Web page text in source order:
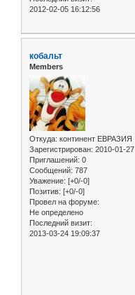
2012-02-05 16:12:56
кобальт
Members
Откуда: континент ЕВРАЗИЯ
Зарегистрирован: 2010-01-27
Приглашений: 0
Сообщений: 787
Уважение: [+0/-0]
Позитив: [+0/-0]
Провел на форуме:
Не определено
Последний визит:
2013-03-24 19:09:37